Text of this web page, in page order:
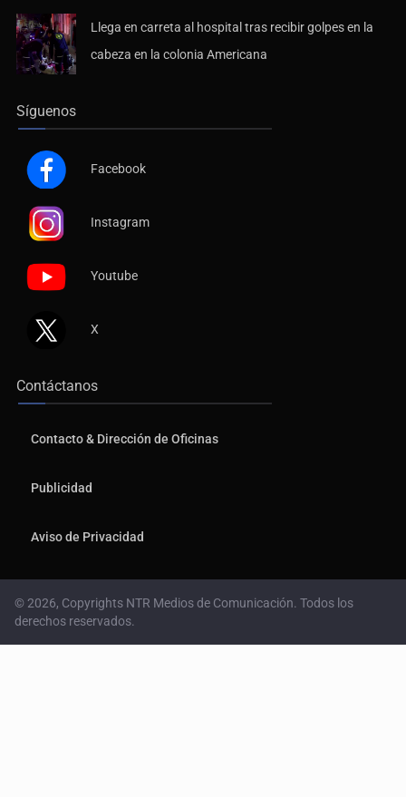
Llega en carreta al hospital tras recibir golpes en la
cabeza en la colonia Americana
Síguenos
Facebook
Instagram
Youtube
X
Contáctanos
Contacto & Dirección de Oficinas
Publicidad
Aviso de Privacidad
© 2026, Copyrights NTR Medios de Comunicación. Todos los
derechos reservados.